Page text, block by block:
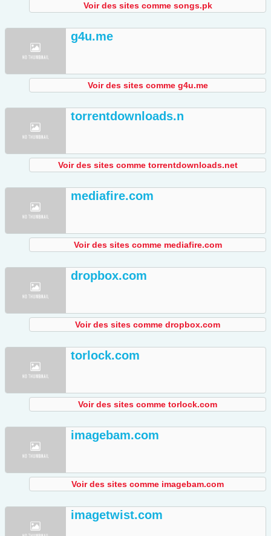
Voir des sites comme songs.pk
g4u.me
Voir des sites comme g4u.me
torrentdownloads.n
Voir des sites comme torrentdownloads.net
mediafire.com
Voir des sites comme mediafire.com
dropbox.com
Voir des sites comme dropbox.com
torlock.com
Voir des sites comme torlock.com
imagebam.com
Voir des sites comme imagebam.com
imagetwist.com